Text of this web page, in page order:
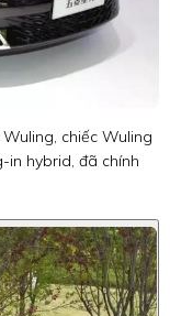
chiếc Wuling
in hybrid, đã chính